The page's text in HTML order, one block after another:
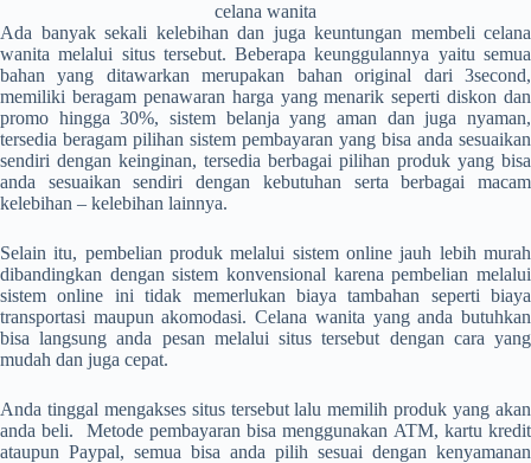
celana wanita
Ada banyak sekali kelebihan dan juga keuntungan membeli celana
wanitamelalui situs tersebut. Beberapa keunggulannya yaitu semua
bahan yang ditawarkan merupakan bahan original dari 3second,
memiliki beragam penawaran harga yang menarik seperti diskon dan
promo hingga 30%, sistem belanja yang aman dan juga nyaman,
tersedia beragam pilihan sistem pembayaran yang bisa anda sesuaikan
sendiri dengan keinginan, tersedia berbagai pilihan produk yang bisa
anda sesuaikan sendiri dengan kebutuhan serta berbagai macam
kelebihan – kelebihan lainnya.
Selain itu, pembelian produk melalui sistem online jauh lebih murah
dibandingkan dengan sistem konvensional karena pembelian melalui
sistem online ini tidak memerlukan biaya tambahan seperti biaya
transportasi maupun akomodasi.Celana wanita yang anda butuhkan
bisa langsung anda pesan melalui situs tersebut dengan cara yang
mudah dan juga cepat.
Anda tinggal mengakses situs tersebut lalu memilih produk yang akan
anda beli. Metode pembayaran bisa menggunakan ATM, kartu kredit
ataupun Paypal, semua bisa anda pilih sesuai dengan kenyamanan